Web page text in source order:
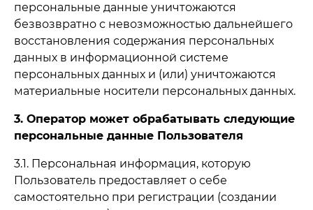
персональные данные уничтожаются
безвозвратно с невозможностью дальнейшего
восстановления содержания персональных
данных в информационной системе
персональных данных и (или) уничтожаются
материальные носители персональных данных.
3. Оператор может обрабатывать следующие
персональные данные Пользователя
3.1. Персональная информация, которую
Пользователь предоставляет о себе
самостоятельно при регистрации (создании